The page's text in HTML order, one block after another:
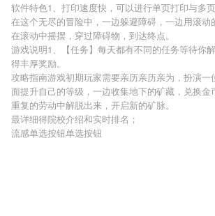
软件特色1、打印速度快，可以进行单页打印与多
在这个无尽的冒险中，一边躲避障碍，一边用滚动
在滚动中摇摆，穿过障碍物，到达终点。
游戏说明1、【任务】每天都有不同的任务等待你
得丰厚奖励。
攻略指南游戏初期玩家需要亲历亲历亲为，扮演
面提升自己的等级，一边收集地下的矿藏，兑换金
重复的劳动中解脱出来，开启新的矿脉。
最详细得院校介绍和实时排名；
流感单选按钮单选按钮